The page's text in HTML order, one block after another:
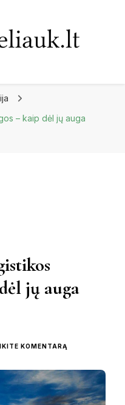
– kaip dėl jų auga
jų auga
KOMENTARĄ
PASLAUGOS
–
KAIP